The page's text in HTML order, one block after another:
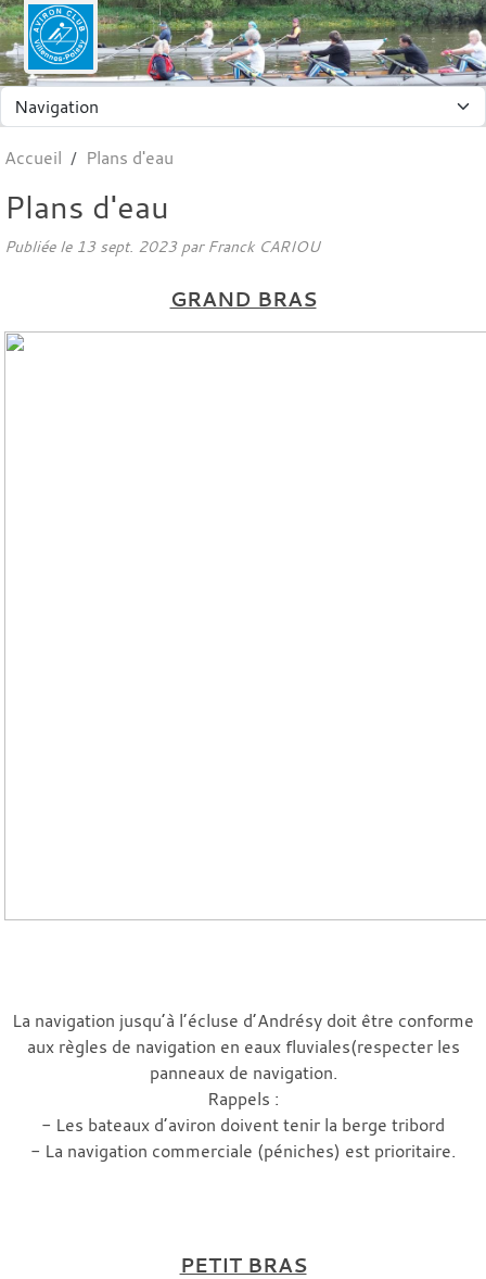
Accueil Plans d'eau
Plans d'eau
Publiée le 13 sept. 2023par Franck CARIOU
GRAND BRAS
La navigation jusqu’à l’écluse d’Andrésy doit être conforme
aux règles de navigation en eaux fluviales(respecter les
panneaux de navigation.
Rappels :
- Les bateaux d’aviron doivent tenir la berge tribord
- La navigation commerciale (péniches) est prioritaire.
PETIT BRAS
Panneau de gestion des cookies